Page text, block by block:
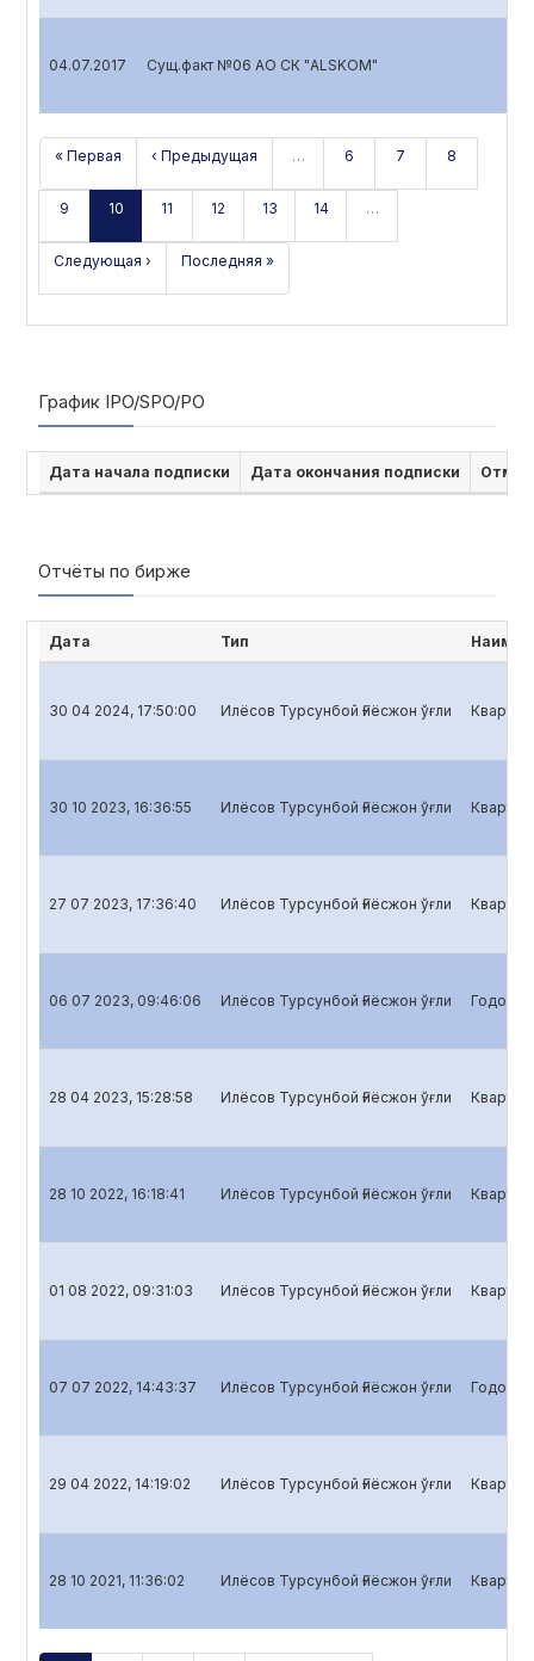
04.07.2017 Сущ.факт №06 АО СК "ALSKOM"
« Первая ‹ Предыдущая … 6 7 8
9 10 11 12 13 14 …
Следующая › Последняя »
График IPO/SPO/PO
Дата начала подписки Дата окончания подписки
Отчёты по бирже
Дата Тип
30 04 2024, 17:50:00 Илёсов Турсунбой Ғиёсжон ўғли
30 10 2023, 16:36:55 Илёсов Турсунбой Ғиёсжон ўғли
27 07 2023, 17:36:40 Илёсов Турсунбой Ғиёсжон ўғли
06 07 2023, 09:46:06 Илёсов Турсунбой Ғиёсжон ўғли
28 04 2023, 15:28:58 Илёсов Турсунбой Ғиёсжон ўғли
28 10 2022, 16:18:41 Илёсов Турсунбой Ғиёсжон ўғли
01 08 2022, 09:31:03 Илёсов Турсунбой Ғиёсжон ўғли
07 07 2022, 14:43:37 Илёсов Турсунбой Ғиёсжон ўғли
29 04 2022, 14:19:02 Илёсов Турсунбой Ғиёсжон ўғли
28 10 2021, 11:36:02 Илёсов Турсунбой Ғиёсжон ўғли